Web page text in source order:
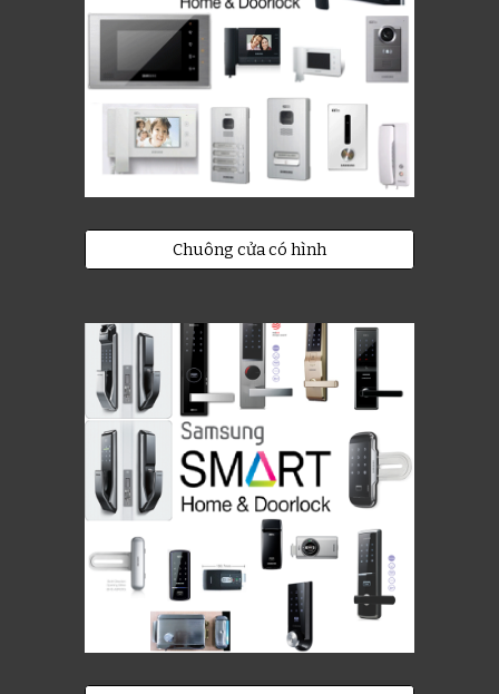
Chuông cửa có hình